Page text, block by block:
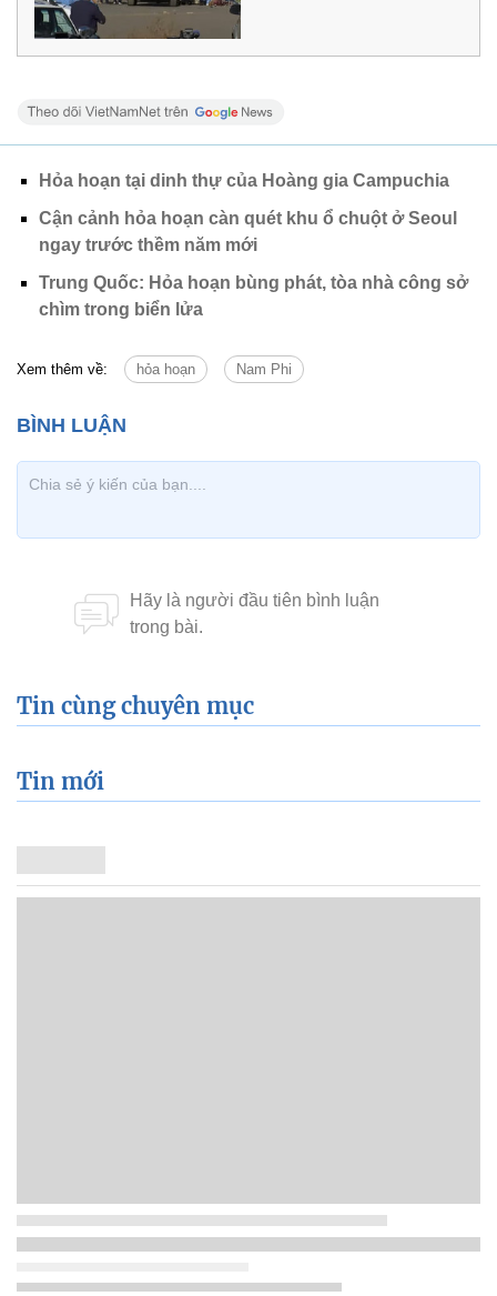
Hỏa hoạn tại dinh thự của Hoàng gia Campuchia
Cận cảnh hỏa hoạn càn quét khu ổ chuột ở Seoul
ngay trước thềm năm mới
Trung Quốc: Hỏa hoạn bùng phát, tòa nhà công sở
chìm trong biển lửa
Xem thêm về: hỏa hoạn Nam Phi
Tin cùng chuyên mục
Tin mới